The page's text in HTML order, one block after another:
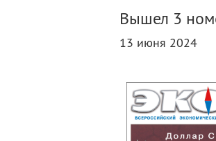
Научные
Прочие
деятельность
Контакты
Вышел 3
13 июня 2024